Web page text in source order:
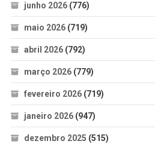
junho 2026(776)
maio 2026(719)
abril 2026(792)
março 2026(779)
fevereiro 2026(719)
janeiro 2026(947)
dezembro 2025 (515)